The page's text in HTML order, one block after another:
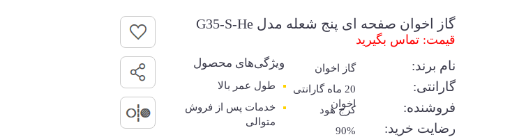
گاز اخوان صفحه ای پنج شعله مدل G35-S-He
قیمت: تماس بگیرید
نام برند: گاز اخوان
گارانتی:
20 ماه گارانتی
اخوان
فروشنده: کرج هود
رضایت خرید: 90%
ویژگی‌های محصول
طول عمر بالا
خدمات پس از فروش
متوالی